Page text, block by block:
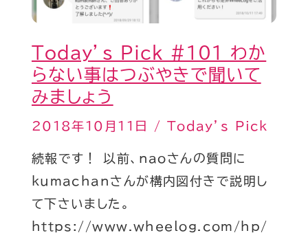
Today’s Pick #101 わか
らない事はつぶやきで聞いて
みましょう
2018年10月11日 / Today’s Pick
続報です！ 以前、naoさんの質問に
kumachanさんが構内図付きで説明し
て下さいました。
https://www.wheelog.com/hp/
つ
や
き
で
聞
い
て
み
ま